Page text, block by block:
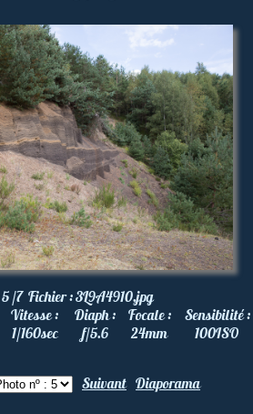
5 /7 Fichier :3L9A4910.jpg
Vitesse :
1/160sec
Diaph :
f/5.6
Focale :
24mm
Sensibilité :
100ISO
Suivant Diaporama